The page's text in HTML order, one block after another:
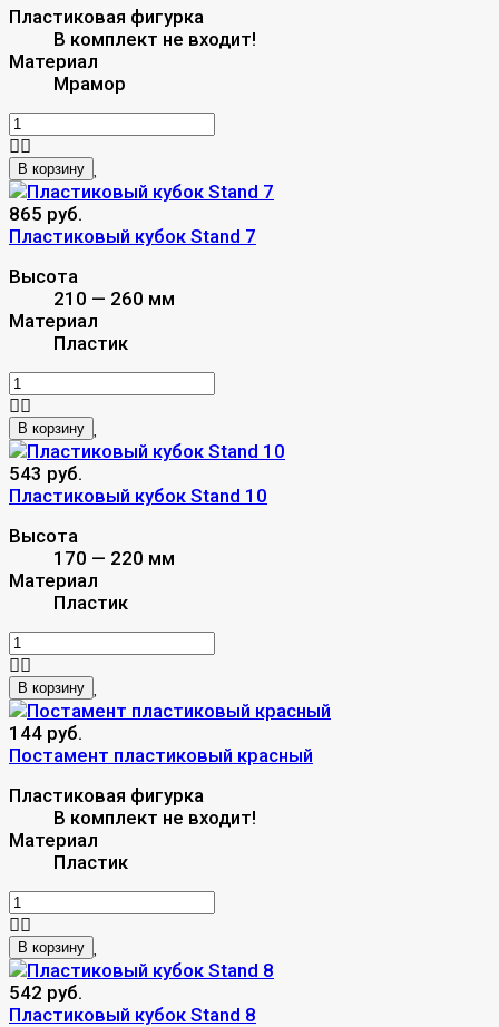
Пластиковая фигурка
В комплект не входит!
Материал
Мрамор
В корзину
865 руб.
Пластиковый кубок Stand 7
Высота
210 — 260 мм
Материал
Пластик
В корзину
543 руб.
Пластиковый кубок Stand 10
Высота
170 — 220 мм
Материал
Пластик
В корзину
144 руб.
Постамент пластиковый красный
Пластиковая фигурка
В комплект не входит!
Материал
Пластик
В корзину
542 руб.
Пластиковый кубок Stand 8